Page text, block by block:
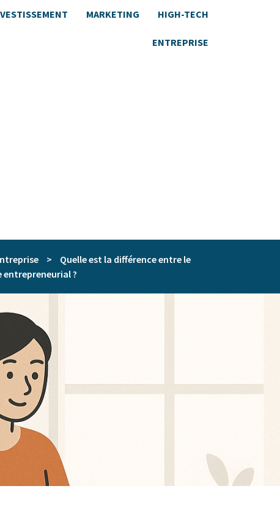
MARKETING HIGH-TECH
ENTREPRISE
>
Quelle est la différence entre le
?